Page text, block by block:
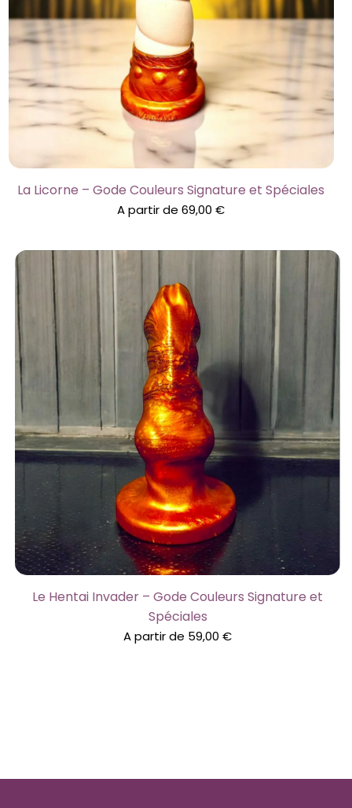
La Licorne – Gode Couleurs Signature et Spéciales
A partir de69,00€
Le Hentai Invader – Gode Couleurs Signature et
Spéciales
A partir de 59,00€